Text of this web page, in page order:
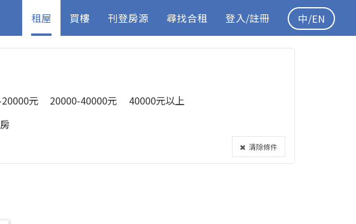
租屋 買樓 刊登房源 尋找合租 登入/註冊 中/EN
元 20000-40000元 40000元以上
清除條件